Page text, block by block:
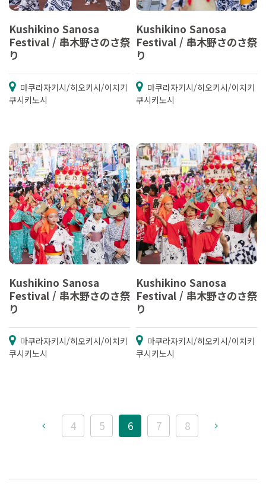
Kushikino Sanosa
Festival / 串木野さのさ祭
り
마쿠라자키시/히오키시/이치키
쿠시키노시
Kushikino Sanosa
Festival / 串木野さのさ祭
り
마쿠라자키시/히오키시/이치키
쿠시키노시
Kushikino Sanosa
Festival / 串木野さのさ祭
り
마쿠라자키시/히오키시/이치키
쿠시키노시
Kushikino Sanosa
Festival / 串木野さのさ祭
り
마쿠라자키시/히오키시/이치키
쿠시키노시
4 5 6 7 8